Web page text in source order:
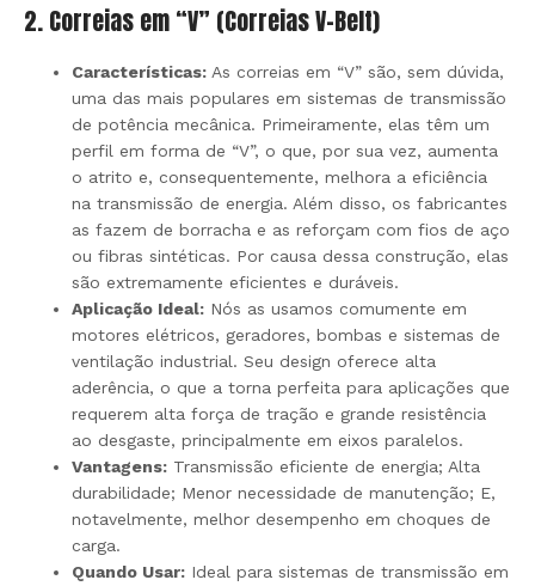
2. Correias em “V” (Correias V-Belt)
Características: As correias em “V” são, sem dúvida,
uma das mais populares em sistemas de transmissão
de potência mecânica. Primeiramente, elas têm um
perfil em forma de “V”, o que, por sua vez, aumenta
o atrito e, consequentemente, melhora a eficiência
na transmissão de energia. Além disso, os fabricantes
as fazem de borracha e as reforçam com fios de aço
ou fibras sintéticas. Por causa dessa construção, elas
são extremamente eficientes e duráveis.
Aplicação Ideal: Nós as usamos comumente em
motores elétricos, geradores, bombas e sistemas de
ventilação industrial. Seu design oferece alta
aderência, o que a torna perfeita para aplicações que
requerem alta força de tração e grande resistência
ao desgaste, principalmente em eixos paralelos.
Vantagens: Transmissão eficiente de energia; Alta
durabilidade; Menor necessidade de manutenção; E,
notavelmente, melhor desempenho em choques de
carga.
Quando Usar: Ideal para sistemas de transmissão em